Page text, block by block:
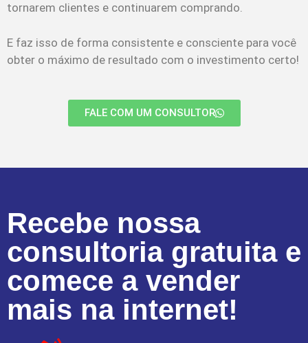
tornarem clientes e continuarem comprando.
E faz isso de forma consistente e consciente para você
obter o máximo de resultado com o investimento certo!
FALE COM UM CONSULTOR
Recebe nossa
consultoria gratuita e
comece a vender
mais na internet!